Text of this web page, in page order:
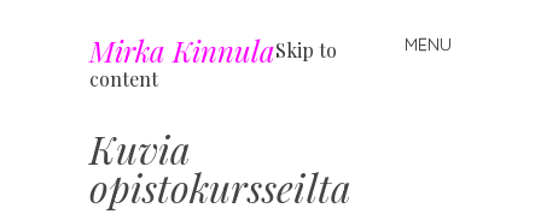
Mirka Kinnula MENU
Skip to
content
Kuvia
opistokursseilta